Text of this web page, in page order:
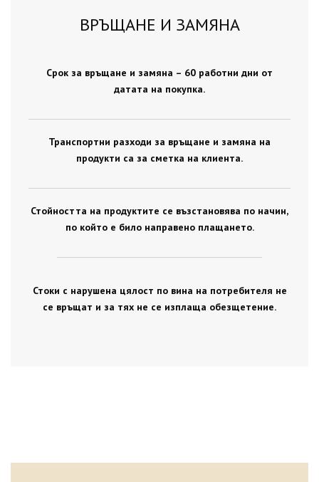
ВРЪЩАНЕ И ЗАМЯНА
Срок за връщане и замяна – 60 работни дни от
датата на покупка.
Транспортни разходи за връщане и замяна на
продукти са за сметка на клиента.
Стойността на продуктите се възстановява по начин,
по който е било направено плащането.
Стоки с нарушена цялост по вина на потребителя не
се връщат и за тях не се изплаща обезщетение.